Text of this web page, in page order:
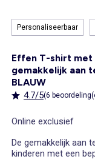
Personaliseerbaar
Effen T-shirt met
gemakkelijk aan
BLAUW
4.7/5(6
Online exclusief
De gemakkelijk aan
kinderen met een